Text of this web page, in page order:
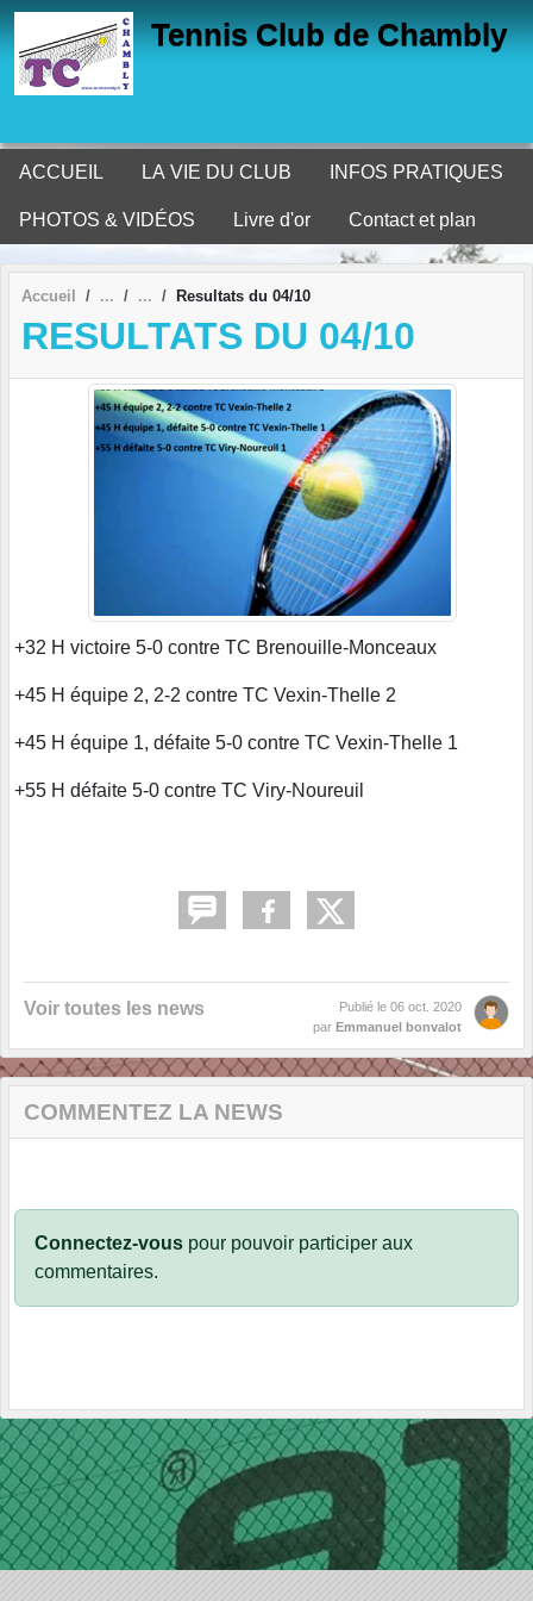
Tennis Club de Chambly
ACCUEIL LA VIE DU CLUB INFOS PRATIQUES
PHOTOS & VIDÉOS Livre d'or Contact et plan
Accueil Resultats du 04/10
RESULTATS DU 04/10
+32 H victoire 5-0 contre TC Brenouille-Monceaux
+45 H équipe 2, 2-2 contre TC Vexin-Thelle 2
+45 H équipe 1, défaite 5-0 contre TC Vexin-Thelle 1
+55 H défaite 5-0 contre TC Viry-Noureuil
Voir toutes les news Publié le 06 oct. 2020
par Emmanuel bonvalot
COMMENTEZ LA NEWS
Connectez-vous pour pouvoir participer aux
commentaires.
Panneau de gestion des cookies